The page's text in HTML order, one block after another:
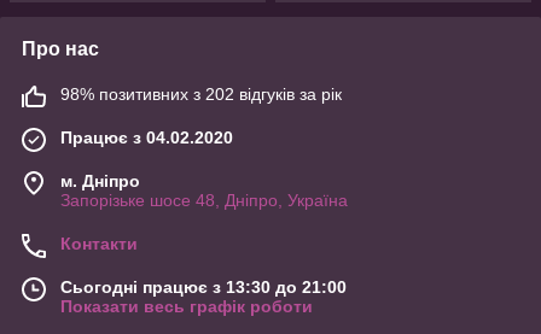
Про нас
98% позитивних з 202 відгуків за рік
Працює з 04.02.2020
м. Дніпро
Запорізьке шосе 48, Дніпро, Україна
Контакти
Сьогодні працює з 13:30 до 21:00
Показати весь графік роботи